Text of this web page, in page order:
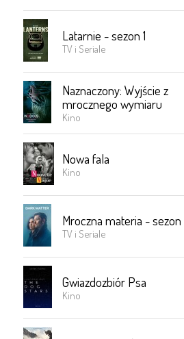
Latarnie - sezon 1
TV i Seriale
Naznaczony: Wyjście z
mrocznego wymiaru
Kino
Nowa fala
Kino
Mroczna materia - sezon
TV i Seriale
Gwiazdozbiór Psa
Kino